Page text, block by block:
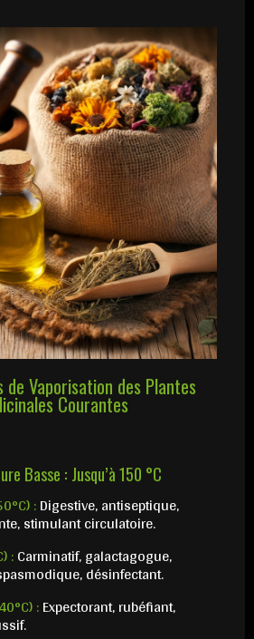
de Vaporisation des Plantes
Courantes
Basse : Jusqu’à 150 °C
:Digestive, antiseptique,
stimulant circulatoire.
:Carminatif, galactagogue,
désinfectant.
:Expectorant, rubéfiant,